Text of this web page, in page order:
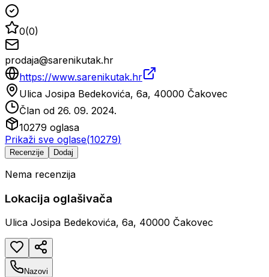
0(0)
prodaja@sarenikutak.hr
https://www.sarenikutak.hr
Ulica Josipa Bedekovića, 6a, 40000 Čakovec
Član od 26. 09. 2024.
10279 oglasa
Prikaži sve oglase(10279)
Recenzije Dodaj
Nema recenzija
Lokacija oglašivača
Ulica Josipa Bedekovića, 6a, 40000 Čakovec
Nazovi